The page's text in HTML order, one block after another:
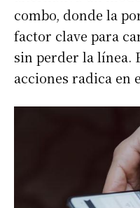
combo, donde la
factor clave para
sin perder la línea.
acciones radica en